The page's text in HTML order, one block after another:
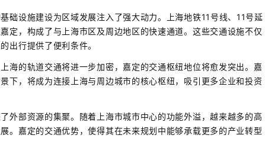
础设施建设为区域发展注入了强大动力。上海地铁11号线、11号延
定，构成了与上海市区及周边地区的快速通道。这些交通设施不仅
出行提供了便利条件。
海的轨道交通将进一步加密，嘉定的交通枢纽地位将愈发突出。嘉
下，将成为连接上海与周边城市的核心枢纽，吸引更多企业和投资
外部资源的集聚。随着上海市城市中心的功能外溢，越来越多的高
。嘉定的交通优势，使得其在未来规划中能够承载更多的产业转型